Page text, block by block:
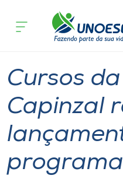
Cursos
Pesquisa
Atendimento ao
Portal de Ensino
acontece
Cursos
Capinzal